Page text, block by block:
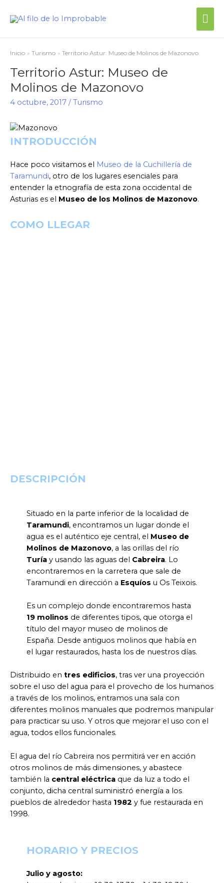
Inicio Turismo Territorio Astur: Museo de Molinos de Mazonovo
Territorio Astur: Museo de
Molinos de Mazonovo
4 octubre, 2017 /Turismo
INTRODUCCIÓN
Hace poco visitamos el Museo de la Cuchillería de
Taramundi, otro de los lugares esenciales para
entender la etnografía de esta zona occidental de
Asturias es el Museo de los Molinos de Mazonovo.
COMO LLEGAR
DESCRIPCIÓN
Situado en la parte inferior de la localidad de
Taramundi, encontramos un lugar donde el
agua es el auténtico eje central, el Museo de
Molinos de Mazonovo, a las orillas del río
Turíay usando las aguas del Cabreira. Lo
encontraremos en la carretera que sale de
Taramundi en dirección a Esquíos u Os Teixois.
Es un complejo donde encontraremos hasta
19 molinos de diferentes tipos, que otorga el
título del mayor museo de molinos de
España. Desde antiguos molinos que había en
el lugar restaurados, hasta los de nuestros días.
Distribuido en tres edificios, tras ver una proyección
sobre el uso del agua para el provecho de los humanos
a través de los molinos, entramos una sala con
diferentes molinos manuales que podremos manipular
para practicar su uso. Y otros que mejorar el uso con el
agua, todos ellos funcionales.
El agua del río Cabreira nos permitirá ver en acción
otros molinos de más dimensiones, y abastece
también la central eléctrica que da luz a todo el
conjunto, dicha central suministró energía a los
pueblos de alrededor hasta 1982 y fue restaurada en
1998.
HORARIO Y PRECIOS
Julio y agosto: